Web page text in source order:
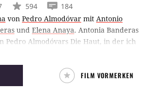
594
184
von Pedro Almodóvar mit Antonio
und Elena Anaya. Antonia Banderas
Pedro Almodóvars Die Haut, in der ich
ist.
FILM VORMERKEN